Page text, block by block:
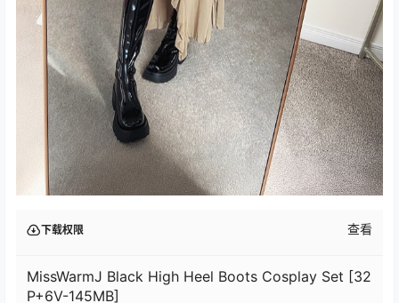
下载权限 查看
MissWarmJ Black High Heel Boots Cosplay Set [32
P+6V-145MB]